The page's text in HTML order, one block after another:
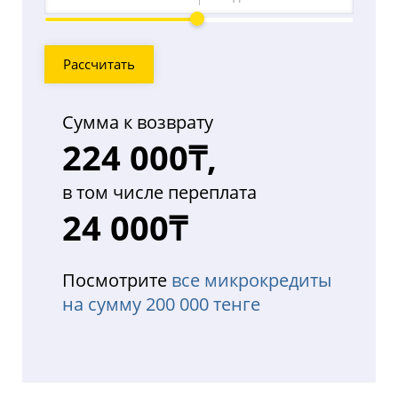
переплаты
Рассчитать
Сумма к возврату
224 000₸,
в том числе переплата
24 000₸
Посмотрите все микрокредиты
на сумму 200 000 тенге